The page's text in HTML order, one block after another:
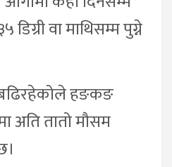
डिग्री वा माथिसम्म पुग्ने
बढिरहेकोले हङकङ
अति तातो मौसम